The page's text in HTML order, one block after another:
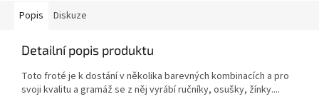
Popis Diskuze
Detailní popis produktu
Toto froté je k dostání v několika barevných kombinacích a pro
svoji kvalitu a gramáž se z něj vyrábí ručníky, osušky, žínky....